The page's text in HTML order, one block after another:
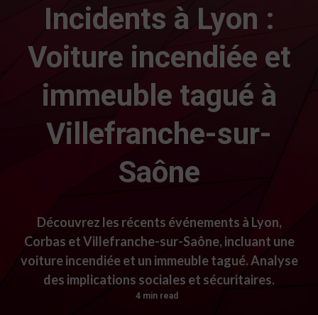
Incidents à Lyon :
Voiture incendiée et
immeuble tagué à
Villefranche-sur-
Saône
Découvrez les récents événements à Lyon,
Corbas et Villefranche-sur-Saône, incluant une
voiture incendiée et un immeuble tagué. Analyse
des implications sociales et sécuritaires.
4 min read